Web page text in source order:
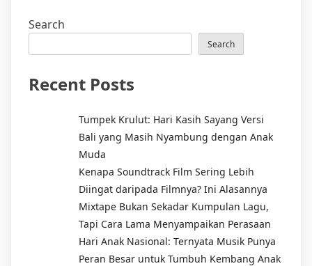
Search
Search
Recent Posts
Tumpek Krulut: Hari Kasih Sayang Versi
Bali yang Masih Nyambung dengan Anak
Muda
Kenapa Soundtrack Film Sering Lebih
Diingat daripada Filmnya? Ini Alasannya
Mixtape Bukan Sekadar Kumpulan Lagu,
Tapi Cara Lama Menyampaikan Perasaan
Hari Anak Nasional: Ternyata Musik Punya
Peran Besar untuk Tumbuh Kembang Anak